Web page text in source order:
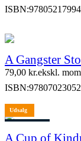
ISBN:
A Gangster
79,00 kr.ekskl.
ISBN:
Udsalg